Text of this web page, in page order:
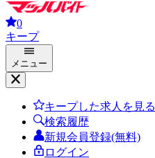
0
キープ
メニュー
キープした求人を見る
検索履歴
新規会員登録(無料)
ログイン